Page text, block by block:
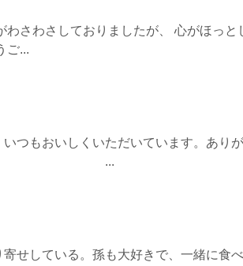
さわさしておりましたが、 心がほっと
ご...
つもおいしくいただいています。ありが
。 ...
せしている。孫も大好きで、一緒に食べ